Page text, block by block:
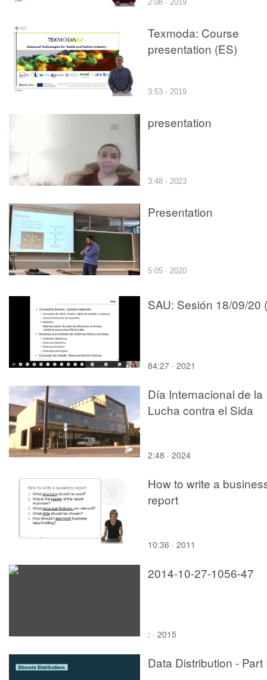
2:08 · 2019
Texmoda: Course
presentation (ES)
3:53 · 2019
presentation
3:48 · 2023
Presentation
5:05 · 2020
SAU: Sesión 18/09/20
84:27 · 2021
Día Internacional de la
Lucha contra el Sida
2:48 · 2024
How to write a
report
10:36 · 2011
2014-10-27-1056-47
: · 2015
Data Distribution - Part